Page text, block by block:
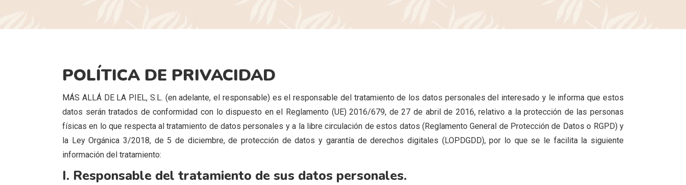
POLÍTICA DE PRIVACIDAD
MÁS ALLÁ DE LA PIEL, S.L. (en adelante, el responsable) es el responsable del tratamiento de los datos personales del interesado y le informa que estos
datos serán tratados de conformidad con lo dispuesto en el Reglamento (UE) 2016/679, de 27 de abril de 2016, relativo a la protección de las personas
físicas en lo que respecta al tratamiento de datos personales y a la libre circulación de estos datos (Reglamento General de Protección de Datos o RGPD) y
la Ley Orgánica 3/2018, de 5 de diciembre, de protección de datos y garantía de derechos digitales (LOPDGDD), por lo que se le facilita la siguiente
información del tratamiento:
I. Responsable del tratamiento de sus datos personales.